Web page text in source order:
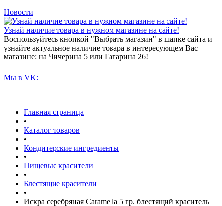
Новости
Узнай наличие товара в нужном магазине на сайте!
Воспользуйтесь кнопкой "Выбрать магазин" в шапке сайта и
узнайте актуальное наличие товара в интересующем Вас
магазине: на Чичерина 5 или Гагарина 26!
Мы в VK:
Главная страница
•
Каталог товаров
•
Кондитерские ингредиенты
•
Пищевые красители
•
Блестящие красители
•
Искра серебряная Caramella 5 гр. блестящий краситель